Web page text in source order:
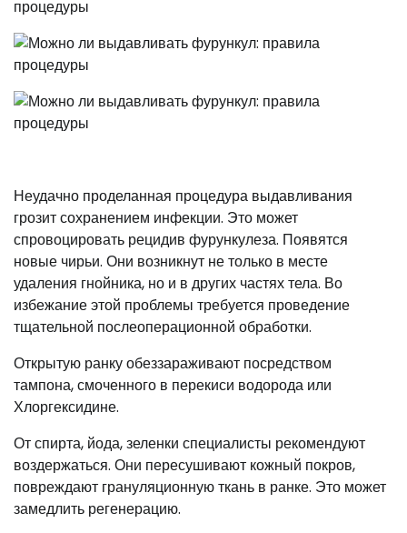
Неудачно проделанная процедура выдавливания
грозит сохранением инфекции. Это может
спровоцировать рецидив фурункулеза. Появятся
новые чирьи. Они возникнут не только в месте
удаления гнойника, но и в других частях тела. Во
избежание этой проблемы требуется проведение
тщательной послеоперационной обработки.
Открытую ранку обеззараживают посредством
тампона, смоченного в перекиси водорода или
Хлоргексидине.
От спирта, йода, зеленки специалисты рекомендуют
воздержаться. Они пересушивают кожный покров,
повреждают грануляционную ткань в ранке. Это может
замедлить регенерацию.